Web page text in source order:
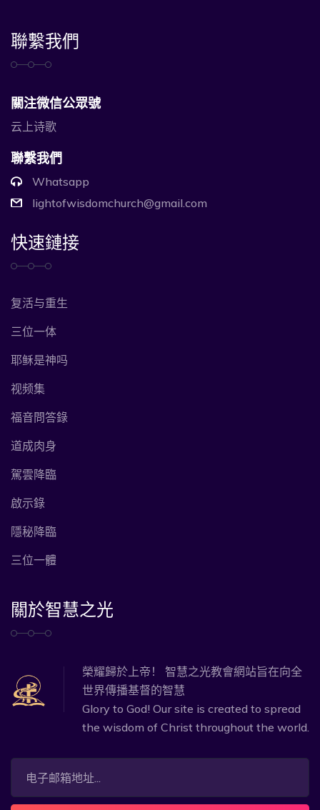
聯繫我們
關注微信公眾號
云上诗歌
聯繫我們
Whatsapp
lightofwisdomchurch@gmail.com
快速鏈接
复活与重生
三位一体
耶稣是神吗
视频集
福音問答錄
道成肉身
駕雲降臨
啟示錄
隱秘降臨
三位一體
關於智慧之光
榮耀歸於上帝！ 智慧之光教會網站旨在向全
世界傳播基督的智慧
Glory to God! Our site is created to spread
the wisdom of Christ throughout the world.